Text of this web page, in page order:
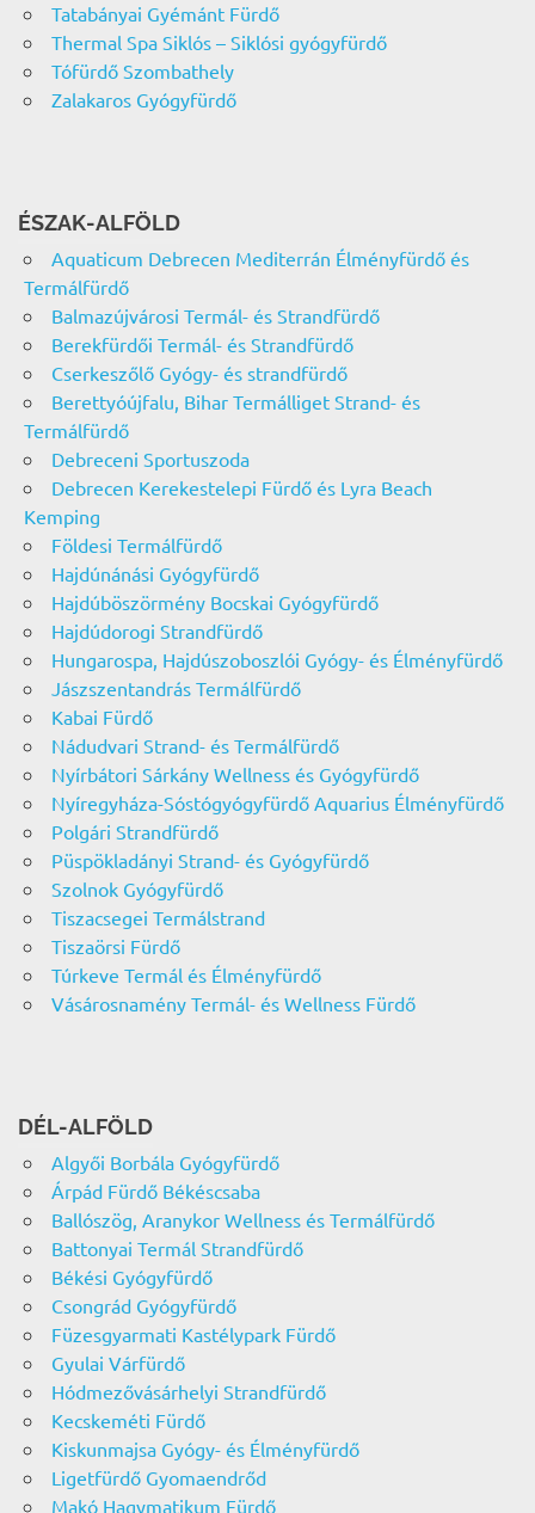
Tatabányai Gyémánt Fürdő
Thermal Spa Siklós – Siklósi gyógyfürdő
Tófürdő Szombathely
Zalakaros Gyógyfürdő
ÉSZAK-ALFÖLD
Aquaticum Debrecen Mediterrán Élményfürdő és
Termálfürdő
Balmazújvárosi Termál- és Strandfürdő
Berekfürdői Termál- és Strandfürdő
Cserkeszőlő Gyógy- és strandfürdő
Berettyóújfalu, Bihar Termálliget Strand- és
Termálfürdő
Debreceni Sportuszoda
Debrecen Kerekestelepi Fürdő és Lyra Beach
Kemping
Földesi Termálfürdő
Hajdúnánási Gyógyfürdő
Hajdúböszörmény Bocskai Gyógyfürdő
Hajdúdorogi Strandfürdő
Hungarospa, Hajdúszoboszlói Gyógy- és Élményfürdő
Jászszentandrás Termálfürdő
Kabai Fürdő
Nádudvari Strand- és Termálfürdő
Nyírbátori Sárkány Wellness és Gyógyfürdő
Nyíregyháza-Sóstógyógyfürdő Aquarius Élményfürdő
Polgári Strandfürdő
Püspökladányi Strand- és Gyógyfürdő
Szolnok Gyógyfürdő
Tiszacsegei Termálstrand
Tiszaörsi Fürdő
Túrkeve Termál és Élményfürdő
Vásárosnamény Termál- és Wellness Fürdő
DÉL-ALFÖLD
Algyői Borbála Gyógyfürdő
Árpád Fürdő Békéscsaba
Ballószög, Aranykor Wellness és Termálfürdő
Battonyai Termál Strandfürdő
Békési Gyógyfürdő
Csongrád Gyógyfürdő
Füzesgyarmati Kastélypark Fürdő
Gyulai Várfürdő
Hódmezővásárhelyi Strandfürdő
Kecskeméti Fürdő
Kiskunmajsa Gyógy- és Élményfürdő
Ligetfürdő Gyomaendrőd
Makó Hagymatikum Fürdő